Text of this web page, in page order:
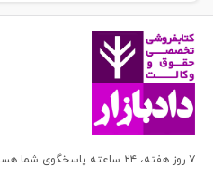
۷ روز هفته، ۲۴ ساعته پاسخگوی شما هستیم